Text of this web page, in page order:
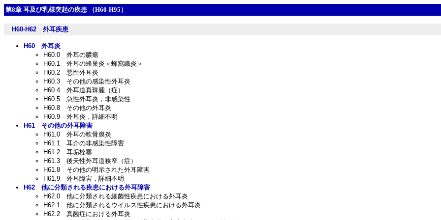
第8章 耳及び乳様突起の疾患 （H60-H95）
H60-H62 外耳疾患
H60 外耳炎
H60.0 外耳の膿瘍
H60.1 外耳の蜂巣炎＜蜂窩織炎＞
H60.2 悪性外耳炎
H60.3 その他の感染性外耳炎
H60.4 外耳道真珠腫（症）
H60.5 急性外耳炎，非感染性
H60.8 その他の外耳炎
H60.9 外耳炎，詳細不明
H61 その他の外耳障害
H61.0 外耳の軟骨膜炎
H61.1 耳介の非感染性障害
H61.2 耳垢栓塞
H61.3 後天性外耳道狭窄（症）
H61.8 その他の明示された外耳障害
H61.9 外耳障害，詳細不明
H62 他に分類される疾患における外耳障害
H62.0 他に分類される細菌性疾患における外耳炎
H62.1 他に分類されるウイルス性疾患における外耳炎
H62.2 真菌症における外耳炎